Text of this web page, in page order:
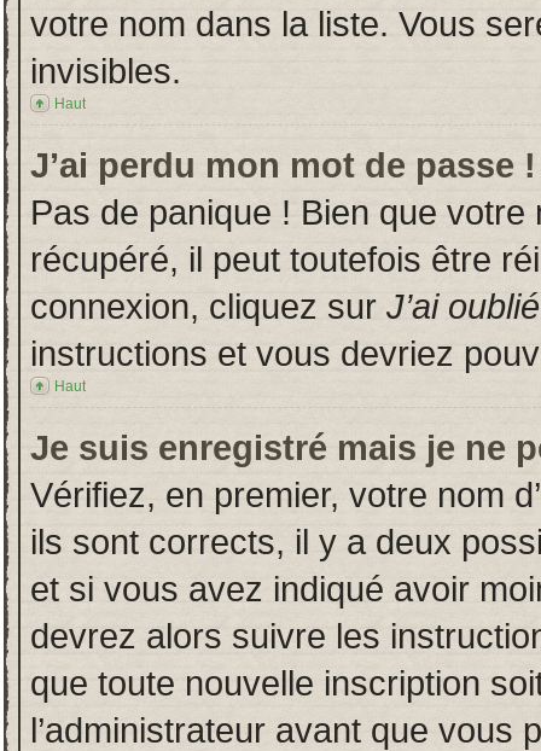
votre nom dans la liste. Vous
invisibles.
Haut
J’ai perdu mon mot de passe !
Pas de panique ! Bien que
récupéré, il peut toutefois être
connexion, cliquez sur J’ai
instructions et vous devriez
Haut
Je suis enregistré mais je ne
Vérifiez, en premier, votre nom
ils sont corrects, il y a deux
et si vous avez indiqué avoir
devrez alors suivre les
que toute nouvelle inscription
l’administrateur avant que vous